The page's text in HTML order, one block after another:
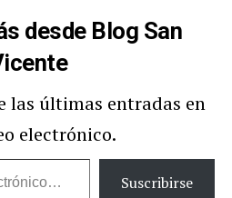
desde Blog San
las últimas entradas en
electrónico.
Suscribirse